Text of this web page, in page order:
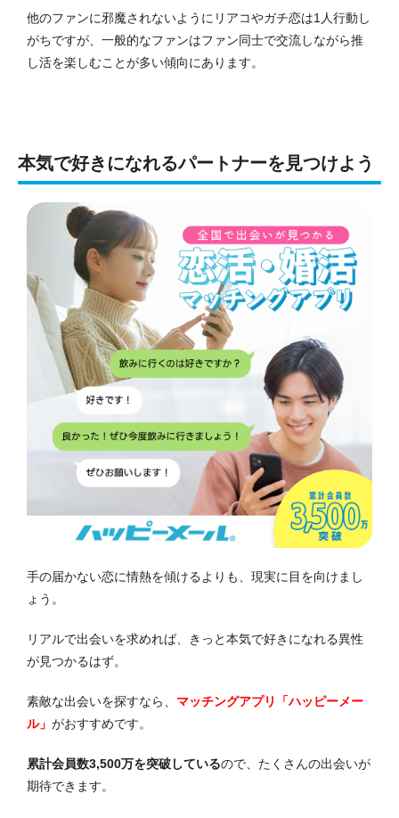
他のファンに邪魔されないようにリアコやガチ恋は1人行動し
がちですが、一般的なファンはファン同士で交流しながら推
し活を楽しむことが多い傾向にあります。
本気で好きになれるパートナーを見つけよう
手の届かない恋に情熱を傾けるよりも、現実に目を向けまし
ょう。
リアルで出会いを求めれば、きっと本気で好きになれる異性
が見つかるはず。
素敵な出会いを探すなら、 マッチングアプリ「ハッピーメー
ル」 がおすすめです。
累計会員数3,500万を突破しているので、たくさんの出会いが
期待できます。